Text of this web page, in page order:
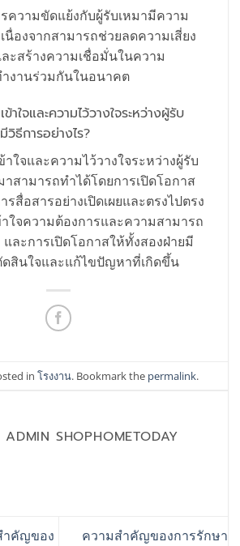
ความขัดแย้งกับผู้รับเหมามีความ
องจากสามารถช่วยลดความเสี่ยง
ะสร้างความเชื่อมั่นในความ
งานร่วมกันในอนาคต
าใจและความไว้วางใจระหว่างผู้รับ
วิธีการอย่างไร?
าใจและความไว้วางใจระหว่างผู้รับ
าสามารถทำได้โดยการเปิดโอกาส
สื่อสารอย่างเปิดเผยและตรงไปตรง
ใจความต้องการและความสามารถ
ละการเปิดโอกาสให้ทั้งสองฝ่ายมี
สินใจและแก้ไขปัญหาที่เกิดขึ้น
in โรงงาน. Bookmark the permalink.
ADMIN SHOPHOMETODAY
ำคัญของ
ความสำคัญของการรักษา